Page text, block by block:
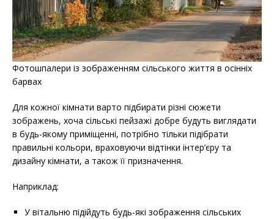
Фотошпалери із зображенням сільського життя в осінніх
барвах
Для кожної кімнати варто підбирати різні сюжети
зображень, хоча сільські пейзажі добре будуть виглядати
в будь-якому приміщенні, потрібно тільки підібрати
правильні кольори, враховуючи відтінки інтер’єру та
дизайну кімнати, а також її призначення.
Наприклад:
У вітальню підійдуть будь-які зображення сільських